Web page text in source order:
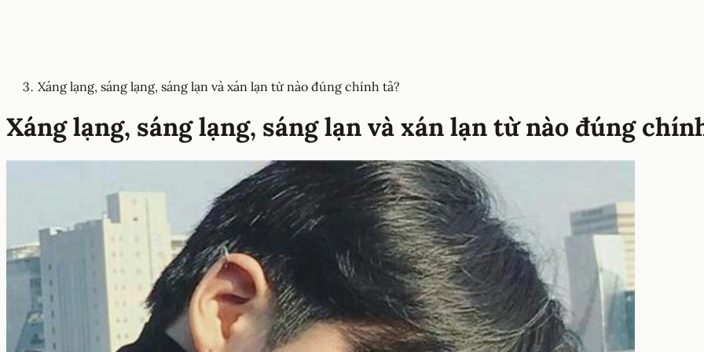
Xáng lạng, sáng lạng, sáng lạn và xán lạn từ nào đúng chính tả?
Xáng lạng, sáng lạng, sáng lạn và xán lạn từ nào đúng